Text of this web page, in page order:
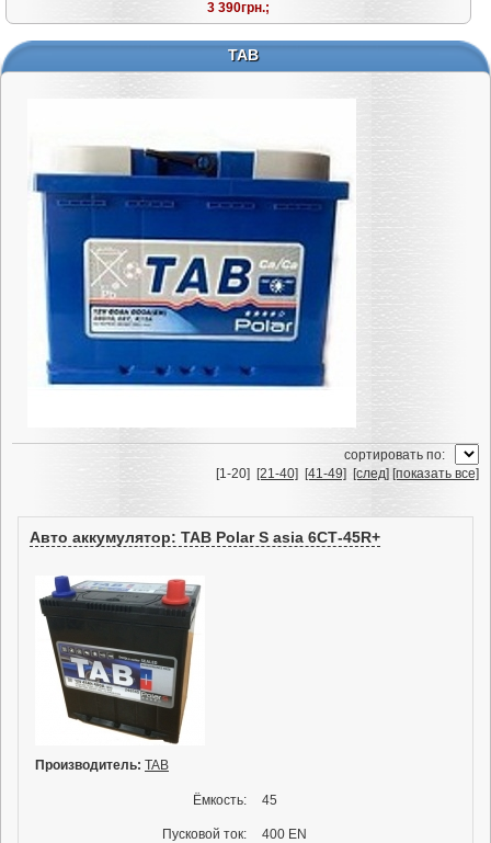
3 390грн.;
TAB
cортировать по:
[1-20]
[21-40] [41-49] [след] [показать все]
Авто аккумулятор: TAB Polar S asia 6СТ-45R+
Производитель: TAB
Ёмкость: 45
Пусковой ток: 400 EN